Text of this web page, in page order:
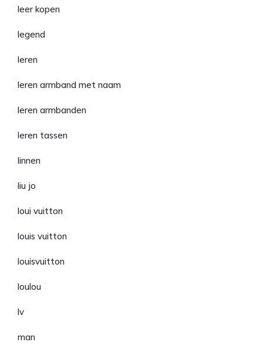
leer kopen
legend
leren
leren armband met naam
leren armbanden
leren tassen
linnen
liu jo
loui vuitton
louis vuitton
louisvuitton
loulou
lv
man